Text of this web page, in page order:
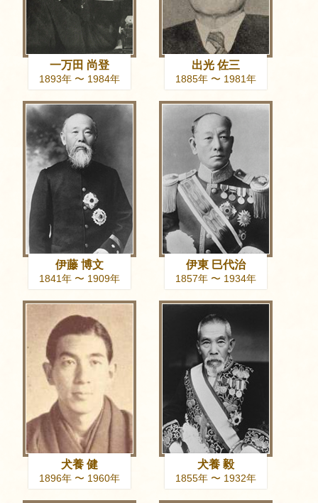
一万田 尚登
1893年 〜 1984年
出光 佐三
1885年 〜 1981年
伊藤 博文
1841年 〜 1909年
伊東 巳代治
1857年 〜 1934年
犬養 健
1896年 〜 1960年
犬養 毅
1855年 〜 1932年